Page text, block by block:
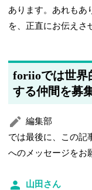
あります。あれもあ
を、正直にお伝えさ
foriioでは世界
する仲間を募
編集部
では最後に、この記
へのメッセージをお
山田さん